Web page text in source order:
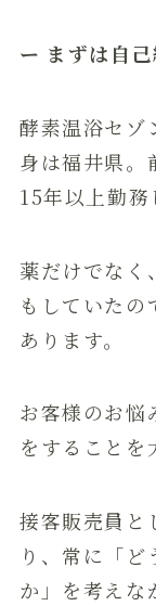
ー まずは自己
酵素温浴セ
身は福井県。
15年以上勤務
薬だけでなく
もしていた
あります。
お客様のお悩
をすることを
接客販売員と
り、常に「
か」を考えな